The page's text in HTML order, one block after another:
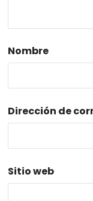
Nombre
Dirección de
Sitio web